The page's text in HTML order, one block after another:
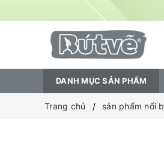
DANH MỤC SẢN PHẨM
Trang chủ sản phẩm nổi